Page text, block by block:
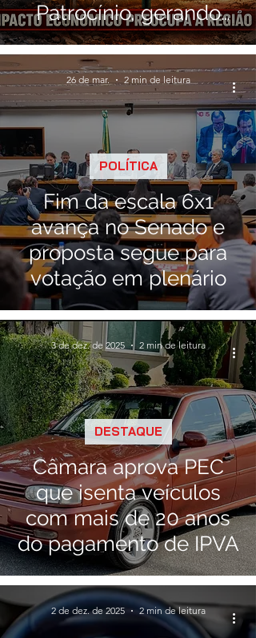
Patrocínio, gerando
alerta econômico na
região
Fim da escala 6x1
avança no Senado e
proposta segue para
votação em plenário
POLÍTICA
26 de mar. 2 min de leitura
Câmara aprova PEC
que isenta veículos
com mais de 20 anos
do pagamento de IPVA
DESTAQUE
3 de dez. de 2025 2 min de leitura
2 de dez. de 2025 2 min de leitura